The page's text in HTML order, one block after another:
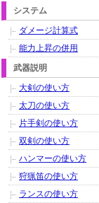
システム
ダメージ計算式
能力上昇の併用
武器説明
大剣の使い方
太刀の使い方
片手剣の使い方
双剣の使い方
ハンマーの使い方
狩猟笛の使い方
ランスの使い方